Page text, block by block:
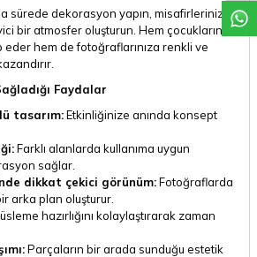
sürede dekorasyon yapın, misafirlerinizin
bir atmosfer oluşturun. Hem çocukların
eder hem de fotoğraflarınıza renkli ve
Faydalar
tasarım:Etkinliğinize anında konsept
Farklı alanlarda kullanıma uygun
sağlar.
dikkat çekici görünüm:Fotoğraflarda
arka plan oluşturur.
hazırlığını kolaylaştırarak zaman
Parçaların bir arada sunduğu estetik